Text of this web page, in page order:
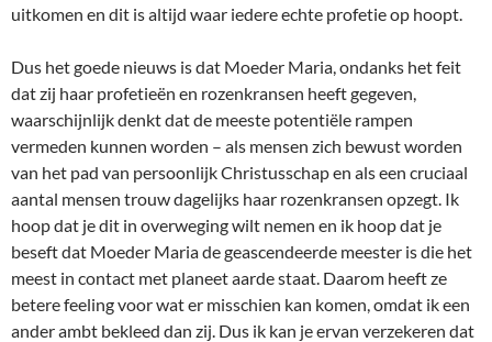
uitkomen en dit is altijd waar iedere echte profetie op hoopt.
Dus het goede nieuws is dat Moeder Maria, ondanks het feit
dat zij haar profetieën en rozenkransen heeft gegeven,
waarschijnlijk denkt dat de meeste potentiële rampen
vermeden kunnen worden – als mensen zich bewust worden
van het pad van persoonlijk Christusschap en als een cruciaal
aantal mensen trouw dagelijks haar rozenkransen opzegt. Ik
hoop dat je dit in overweging wilt nemen en ik hoop dat je
beseft dat Moeder Maria de geascendeerde meester is die het
meest in contact met planeet aarde staat. Daarom heeft ze
betere feeling voor wat er misschien kan komen, omdat ik een
ander ambt bekleed dan zij. Dus ik kan je ervan verzekeren dat